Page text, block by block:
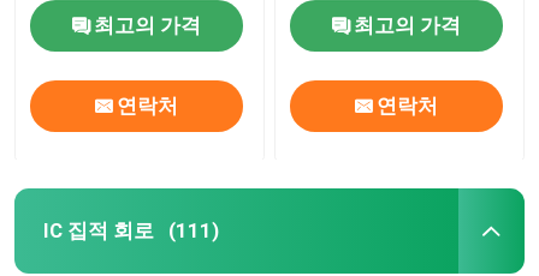
최고의 가격
연락처
최고의 가격
연락처
IC 집적 회로 (111)